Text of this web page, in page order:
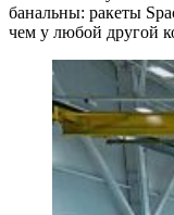
банальны: ракеты
чем у любой другой